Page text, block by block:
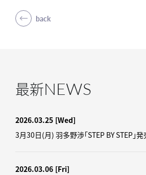
back
最新NEWS
2026.03.25 [Wed]
3月30日(月) 羽多野渉「STEP BY STEP」
2026.03.06 [Fri]